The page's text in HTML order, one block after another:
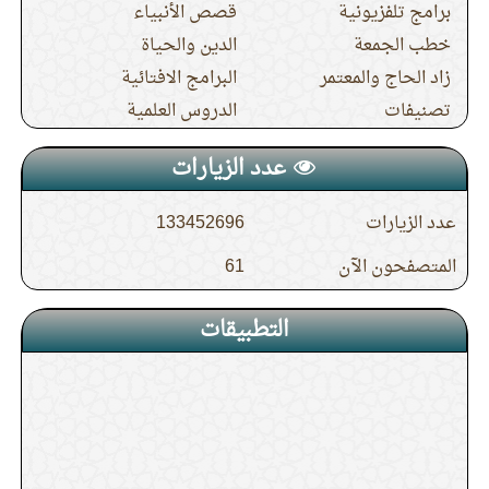
برامج تلفزيونية
قصص الأنبياء
خطب الجمعة
الدين والحياة
زاد الحاج والمعتمر
البرامج الافتائية
تصنيفات
الدروس العلمية
عدد الزيارات
عدد الزيارات
133452696
المتصفحون الآن
61
التطبيقات